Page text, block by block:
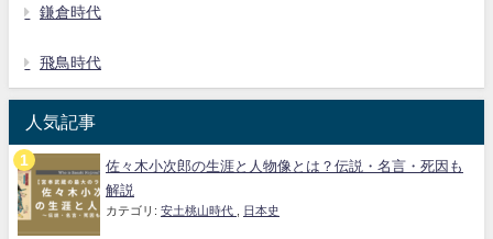
鎌倉時代
飛鳥時代
人気記事
佐々木小次郎の生涯と人物像とは？伝説・名言・死因も
解説
カテゴリ: 安土桃山時代 日本史